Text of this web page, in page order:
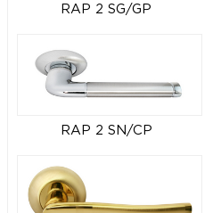
RAP 2 SG/GP
RAP 2 SN/CP